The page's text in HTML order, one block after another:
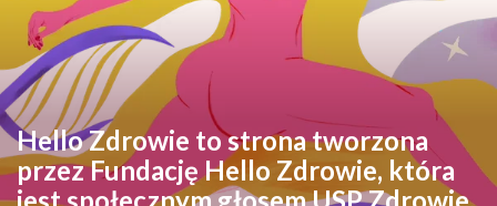
Hello Zdrowie to strona tworzona
przez Fundację Hello Zdrowie, która
jest społecznym głosem USP Zdrowie.